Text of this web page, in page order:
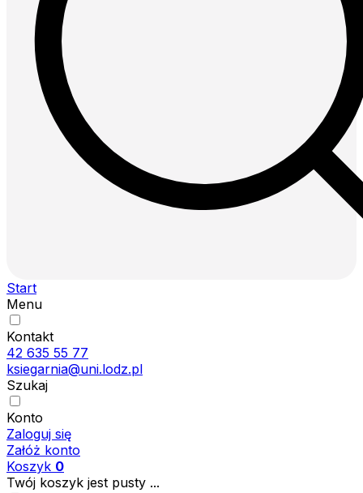
Start
Menu
Kontakt
42 635 55 77
ksiegarnia@uni.lodz.pl
Szukaj
Konto
Zaloguj się
Załóż konto
Koszyk 0
Twój koszyk jest pusty ...